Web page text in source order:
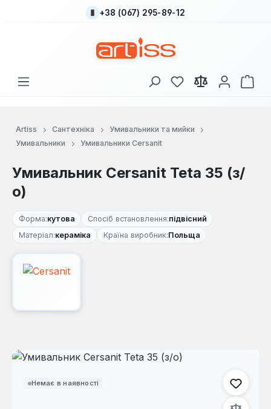
Перейти до основного вмісту
+38 (067) 295-89-12
У вас є 0 у списку
Artiss Сантехніка
Умивальники та мийки
Умивальники
Умивальники Cersanit
Умивальник Cersanit Teta 35 (з/
о)
Форма:кутова Спосіб встановлення:підвісний
Матеріал:кераміка Країна виробник:Польща
Немає в наявності
Пропустити галерею зображень